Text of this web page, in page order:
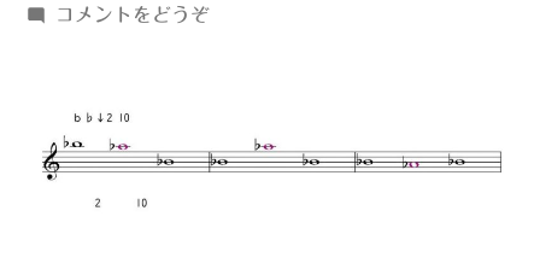
稿
コメントをどうぞ(ｂ